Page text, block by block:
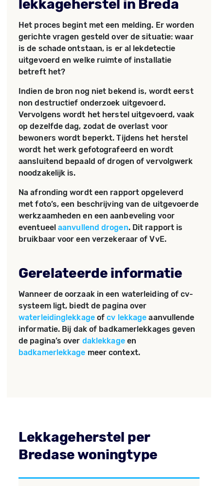
lekkageherstel in Breda
Het proces begint met een melding. Er worden
gerichte vragen gesteld over de situatie: waar
is de schade ontstaan, is er al lekdetectie
uitgevoerd en welke ruimte of installatie
betreft het?
Indien de bron nog niet bekend is, wordt eerst
non destructief onderzoek uitgevoerd.
Vervolgens wordt het herstel uitgevoerd, vaak
op dezelfde dag, zodat de overlast voor
bewoners wordt beperkt. Tijdens het herstel
wordt het werk gefotografeerd en wordt
aansluitend bepaald of drogen of vervolgwerk
noodzakelijk is.
Na afronding wordt een rapport opgeleverd
met foto’s, een beschrijving van de uitgevoerde
werkzaamheden en een aanbeveling voor
eventueel aanvullend drogen. Dit rapport is
bruikbaar voor een verzekeraar of VvE.
Gerelateerde informatie
Wanneer de oorzaak in een waterleiding of cv-
systeem ligt, biedt de pagina over
waterleidinglekkageofcv lekkage aanvullende
informatie. Bij dak of badkamerlekkages geven
de pagina’s over daklekkageen
badkamerlekkage meer context.
Lekkageherstel per
Bredase woningtype